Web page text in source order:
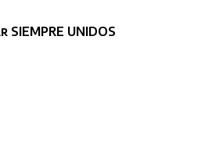
UNIDOS